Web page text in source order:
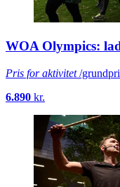
WOA Olympics:
Pris for aktivitet/
6.890 kr.